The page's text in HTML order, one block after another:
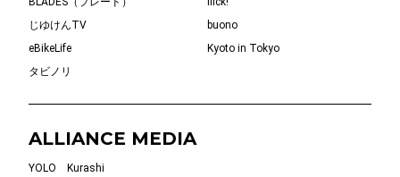
じゆけんTV
buono
eBikeLife
Kyoto in Tokyo
タビノリ
ALLIANCE MEDIA
YOLO Kurashi